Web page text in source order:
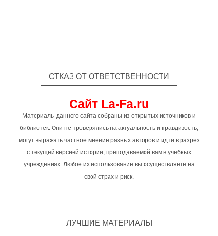
ОТКАЗ ОТ ОТВЕТСТВЕННОСТИ
Сайт La-Fa.ru
Материалы данного сайта собраны из открытых источников и
библиотек. Они не проверялись на актуальность и правдивость,
могут выражать частное мнение разных авторов и идти в разрез
с текущей версией истории, преподаваемой вам в учебных
учреждениях. Любое их использование вы осуществляете на
свой страх и риск.
ЛУЧШИЕ МАТЕРИАЛЫ